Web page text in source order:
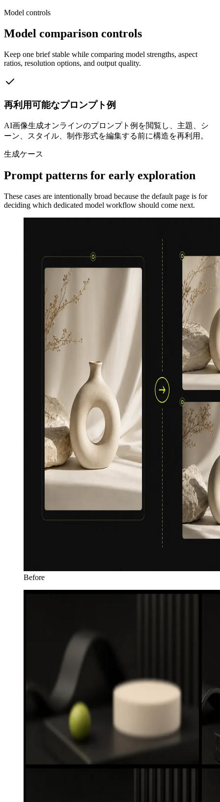
Model controls
Model comparison controls
Keep one brief stable while comparing model strengths, aspect
ratios, resolution options, and output quality.
再利用可能なプロンプト例
AI画像生成オンラインのプロンプト例を閲覧し、主題、シ
ーン、スタイル、制作形式を編集する前に構造を再利用。
生成ケース
Prompt patterns for early exploration
These cases are intentionally broad because the default page is for
deciding which dedicated model workflow should come next.
Before